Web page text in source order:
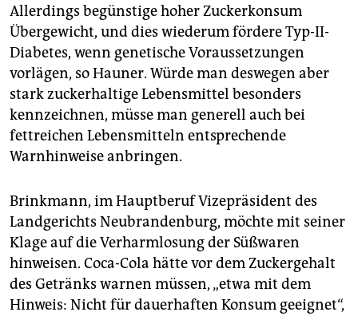
Allerdings begünstige hoher Zuckerkonsum
Übergewicht, und dies wiederum fördere Typ-II-
Diabetes, wenn genetische Voraussetzungen
vorlägen, so Hauner. Würde man deswegen aber
stark zuckerhaltige Lebensmittel besonders
kennzeichnen, müsse man generell auch bei
fettreichen Lebensmitteln entsprechende
Warnhinweise anbringen.
Brinkmann, im Hauptberuf Vizepräsident des
Landgerichts Neubrandenburg, möchte mit seiner
Klage auf die Verharmlosung der Süßwaren
hinweisen. Coca-Cola hätte vor dem Zuckergehalt
des Getränks warnen müssen, „etwa mit dem
Hinweis: Nicht für dauerhaften Konsum geeignet“,